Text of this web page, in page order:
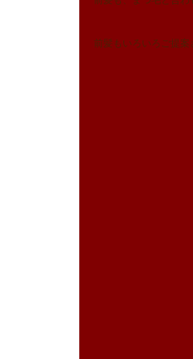
前髪もいろいろご提案